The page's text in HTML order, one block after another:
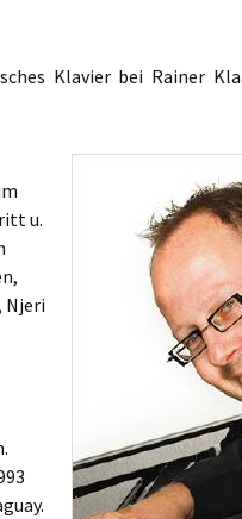
Klavier bei Rainer
u.
Njeri